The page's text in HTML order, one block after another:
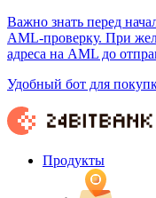
Важно знать перед
AML-проверку. При
адреса на AML до
Удобный бот для
Продукты